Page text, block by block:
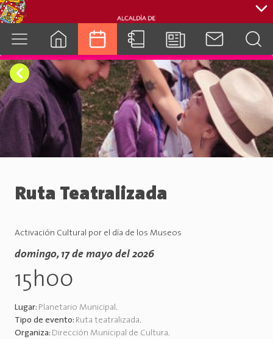
cuenca.gob.ec
Ruta Teatralizada
Activación Cultural por el día de los Museos
domingo, 17 de mayo del 2026
15h00
Lugar: Planetario Municipal.
Tipo de evento: Ruta teatralizada.
Organiza: Dirección Municipal de Cultura.